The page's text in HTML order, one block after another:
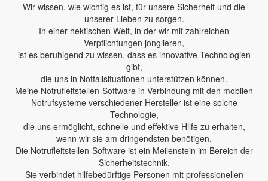
Wir wissen, wie wichtig es ist, für unsere Sicherheit und die
unserer Lieben zu sorgen.
In einer hektischen Welt, in der wir mit zahlreichen
Verpflichtungen jonglieren,
ist es beruhigend zu wissen, dass es innovative Technologien
gibt,
die uns in Notfallsituationen unterstützen können.
Meine Notrufleitstellen-Software in Verbindung mit den mobilen
Notrufsysteme verschiedener Hersteller ist eine solche
Technologie,
die uns ermöglicht, schnelle und effektive Hilfe zu erhalten,
wenn wir sie am dringendsten benötigen.
Die Notrufleitstellen-Software ist ein Meilenstein im Bereich der
Sicherheitstechnik.
Sie verbindet hilfebedürftige Personen mit professionellen